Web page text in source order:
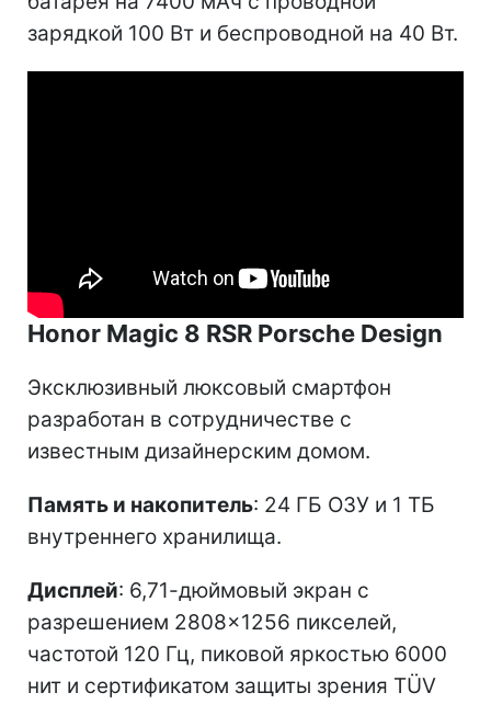
зарядкой 100 Вт и беспроводной на 40 Вт.
Honor Magic 8 RSR Porsche Design
Эксклюзивный люксовый смартфон
разработан в сотрудничестве с
известным дизайнерским домом.
Память и накопитель: 24 ГБ ОЗУ и 1 ТБ
внутреннего хранилища.
Дисплей: 6,71-дюймовый экран с
разрешением 2808×1256 пикселей,
частотой 120 Гц, пиковой яркостью 6000
нит и сертификатом защиты зрения TÜV